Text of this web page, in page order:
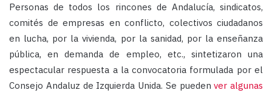
Personas de todos los rincones de Andalucía, sindicatos,
comités de empresas en conflicto, colectivos ciudadanos
en lucha, por la vivienda, por la sanidad, por la enseñanza
pública, en demanda de empleo, etc., sintetizaron una
espectacular respuesta a la convocatoria formulada por el
Consejo Andaluz de Izquierda Unida. Se puedenver algunas